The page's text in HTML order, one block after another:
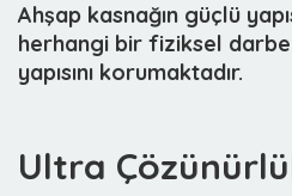
Ahşap kasnağın güçlü
herhangi bir fiziksel
yapısını korumaktadır.
Ultra